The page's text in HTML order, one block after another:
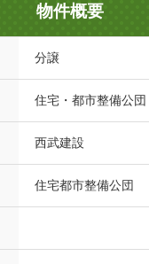
物件概要
分譲
住宅・都市整備公団
西武建設
住宅都市整備公団